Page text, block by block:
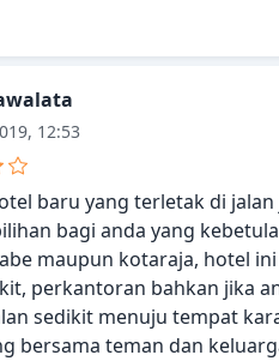
12:53
baru yang terletak di
bagi anda yang
maupun kotaraja, hotel
perkantoran bahkan jika
sedikit menuju tempat
bersama teman dan